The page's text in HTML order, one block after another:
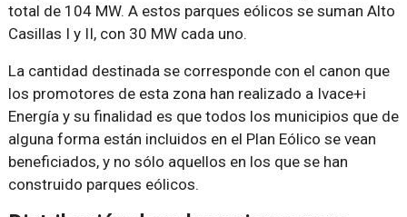
total de 104 MW. A estos parques eólicos se suman Alto
Casillas I y II, con 30 MW cada uno.
La cantidad destinada se corresponde con el canon que
los promotores de esta zona han realizado a Ivace+i
Energía y su finalidad es que todos los municipios que de
alguna forma están incluidos en el Plan Eólico se vean
beneficiados, y no sólo aquellos en los que se han
construido parques eólicos.